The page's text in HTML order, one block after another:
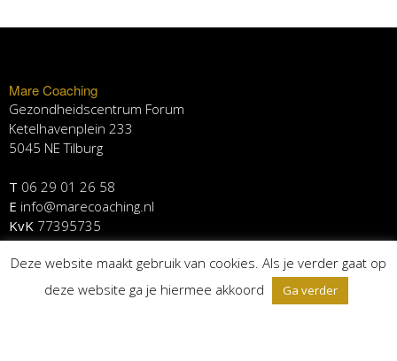
Mare Coaching
Gezondheidscentrum Forum
Ketelhavenplein 233
5045 NE Tilburg
T 06 29 01 26 58
E info@marecoaching.nl
KvK 77395735
Agenda
Deze website maakt gebruik van cookies. Als je verder gaat op
deze website ga je hiermee akkoord
Ga verder